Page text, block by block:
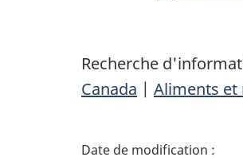
Recherche
Canada | Aliments
D